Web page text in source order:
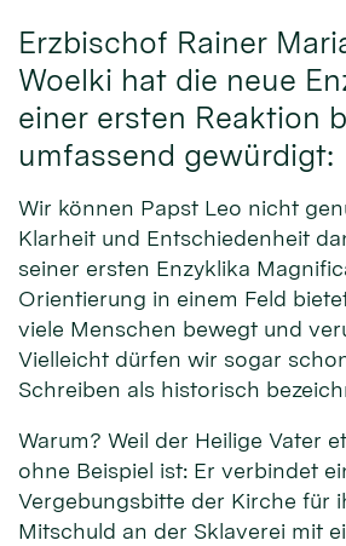
Erzbischof Rainer
Woelki hat die neue
einer ersten Reaktion
umfassend gewürdigt:
Wir können Papst Leo nicht
Klarheit und Entschiedenheit
seiner ersten Enzyklika
Orientierung in einem Feld
viele Menschen bewegt und
Vielleicht dürfen wir sogar
Schreiben als historisch
Warum? Weil der Heilige Vater
ohne Beispiel ist: Er verbindet
Vergebungsbitte der Kirche für
Mitschuld an der Sklaverei mit